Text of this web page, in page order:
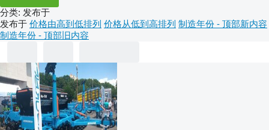
分类: 发布于
发布于 价格由高到低排列 价格从低到高排列 制造年份 - 顶部新内容
制造年份 - 顶部旧内容